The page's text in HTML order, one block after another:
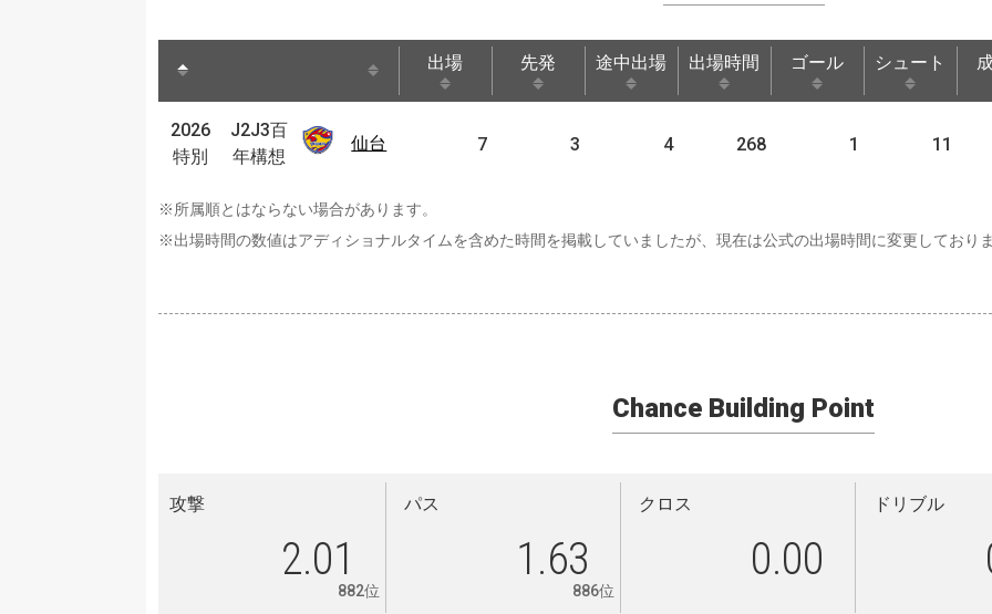
出場 先発 途中出場 出場時間 ゴール シュート
2026
特別
J2J3
百年
仙台 7 3 4 268 1 11
2026
特別
J2J3百
年構想
仙台
※所属順とはならない場合があります。
※出場時間の数値はアディショナルタイムを含めた時間を掲載していましたが、現在は公式の出場時間に変更しており
Chance Building Point
攻撃
2.01
882位
パス
1.63
886位
クロス
0.00
ドリブル